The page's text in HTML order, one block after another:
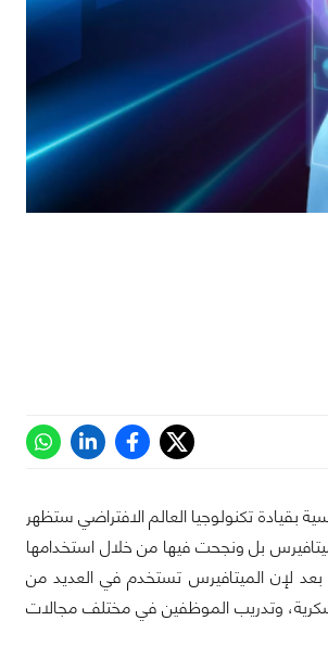
تكنولوجيا العالم الافتراضي ستظهر
بل ونجحت فيها من خلال استخدامها
لإن الميتافيرس تستخدم في العديد من
وتدريب الموظفين في مختلف مجالات